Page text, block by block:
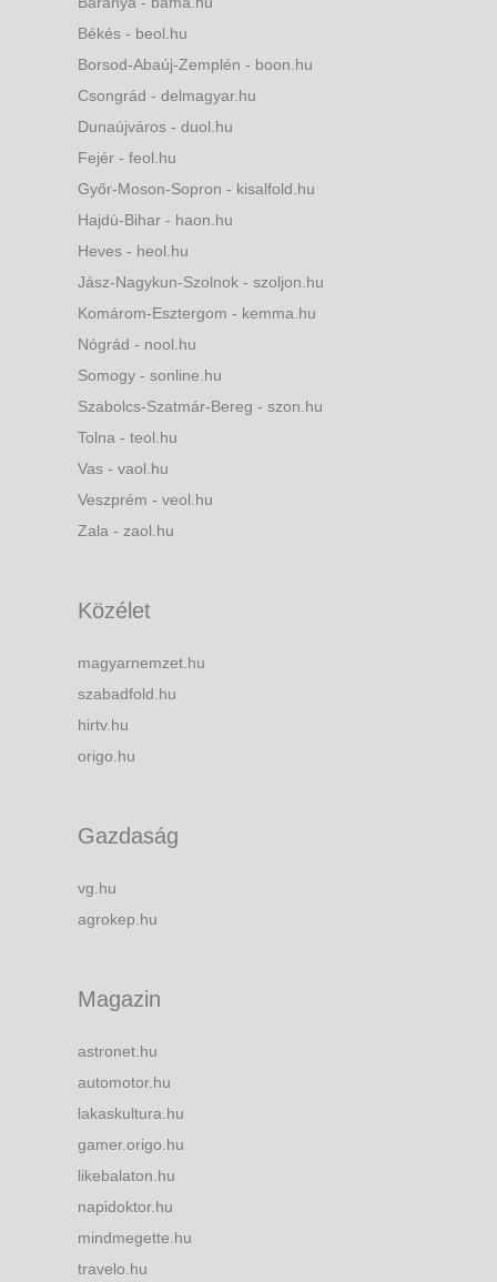
Békés - beol.hu
Borsod-Abaúj-Zemplén - boon.hu
Csongrád - delmagyar.hu
Dunaújváros - duol.hu
Fejér - feol.hu
Győr-Moson-Sopron - kisalfold.hu
Hajdú-Bihar - haon.hu
Heves - heol.hu
Jász-Nagykun-Szolnok - szoljon.hu
Komárom-Esztergom - kemma.hu
Nógrád - nool.hu
Somogy - sonline.hu
Szabolcs-Szatmár-Bereg - szon.hu
Tolna - teol.hu
Vas - vaol.hu
Veszprém - veol.hu
Zala - zaol.hu
Közélet
magyarnemzet.hu
szabadfold.hu
hirtv.hu
origo.hu
Gazdaság
vg.hu
agrokep.hu
Magazin
astronet.hu
automotor.hu
lakaskultura.hu
gamer.origo.hu
likebalaton.hu
napidoktor.hu
mindmegette.hu
travelo.hu